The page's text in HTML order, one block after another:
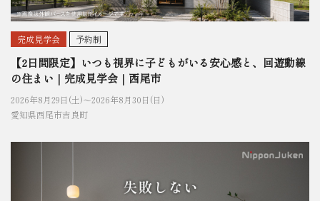
完成見学会 予約制
【2日間限定】いつも視界に子どもがいる安心感と、回遊動線
の住まい｜完成見学会｜西尾市
2026年8月29日(土)〜2026年8月30日(日)
愛知県西尾市吉良町